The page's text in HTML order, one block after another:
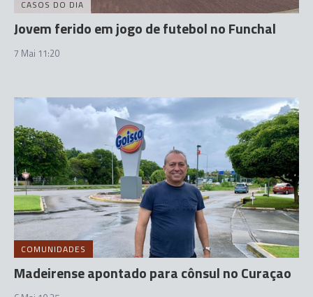
CASOS DO DIA
Jovem ferido em jogo de futebol no Funchal
7 Mai 11:20
COMUNIDADES
Madeirense apontado para cônsul no Curaçao